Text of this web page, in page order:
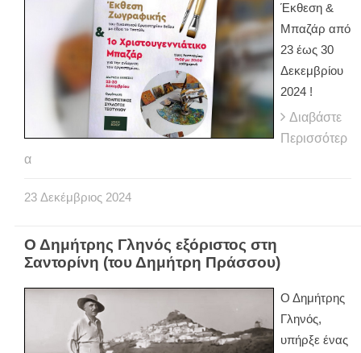
Έκθεση &
Μπαζάρ από
23 έως 30
Δεκεμβρίου
2024 !
Διαβάστε
Περισσότερ
α
23 Δεκέμβριος 2024
Ο Δημήτρης Γληνός εξόριστος στη
Σαντορίνη (του Δημήτρη Πράσσου)
Ο Δημήτρης
Γληνός,
υπήρξε ένας